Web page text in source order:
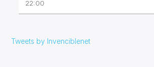
22:00
Tweets by Invenciblenet